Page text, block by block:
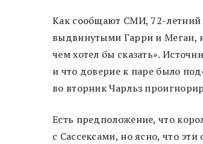
Как сообщают СМИ, 72-летний
выдвинутыми Гарри и Меган,
чем хотел бы сказать».
и что доверие к паре было
во вторник Чарльз
Есть предположение, что
с Сассексами, но ясно, что